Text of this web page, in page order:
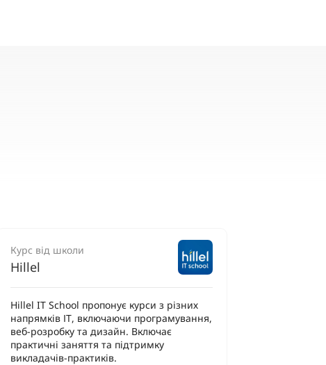
Курс від школи
Hillel
Hillel IT School пропонує курси з різних
напрямків ІТ, включаючи програмування,
веб-розробку та дизайн. Включає
практичні заняття та підтримку
викладачів-практиків.